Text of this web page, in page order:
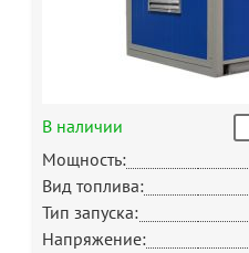
В наличии
Мощность:
Вид топлива:
Тип запуска:
Напряжение: